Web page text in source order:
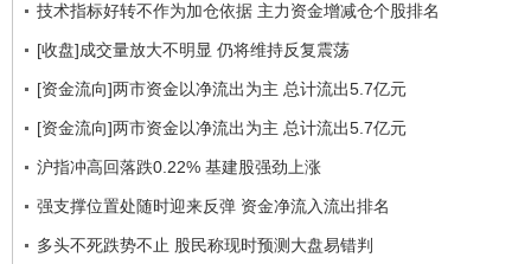
技术指标好转不作为加仓依据 主力资金增减仓个股排名
[收盘]成交量放大不明显 仍将维持反复震荡
[资金流向]两市资金以净流出为主 总计流出5.7亿元
[资金流向]两市资金以净流出为主 总计流出5.7亿元
沪指冲高回落跌0.22% 基建股强劲上涨
强支撑位置处随时迎来反弹 资金净流入流出排名
多头不死跌势不止 股民称现时预测大盘易错判